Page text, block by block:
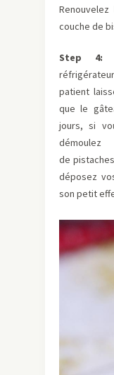
couche de
Step 4:
patient
que le
jours, si
de
déposez
son petit